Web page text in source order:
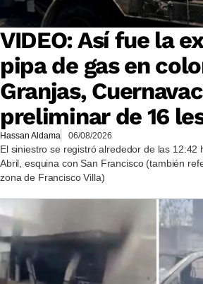
VIDEO: Así fue la
pipa de gas en
Granjas,
preliminar de 16
Hassan Aldama 06/08/2026
El siniestro se registró alrededor de las 12:42
Abril, esquina con San Francisco (también
zona de Francisco Villa)